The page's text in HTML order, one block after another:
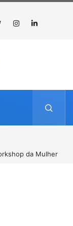
para solicitação do